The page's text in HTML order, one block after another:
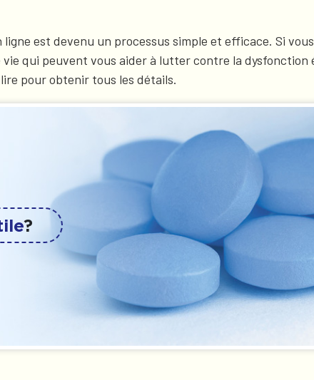
est devenu un processus simple et efficace. Si
qui peuvent vous aider à lutter contre la
pour obtenir tous les détails.
?